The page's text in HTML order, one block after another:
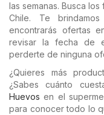
las semanas. Busca
Chile. Te
encontrarás ofertas
revisar la fecha de
perderte de ninguna
¿Quieres más
¿Sabes cuánto
Huevos en el
para conocer todo lo